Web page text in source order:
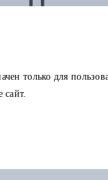
только для